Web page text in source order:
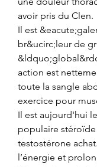
avoir pris du Clen.
Il est
br&ucirc;leur de
action est
toute la sangle
exercice pour
Il est aujourd'hui
populaire
testostérone
l’énergie et